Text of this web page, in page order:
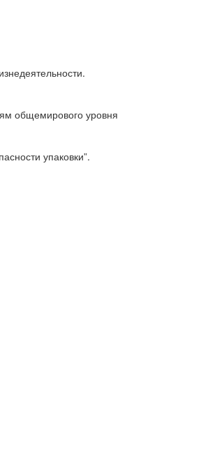
общемирового уровня
упаковки”.